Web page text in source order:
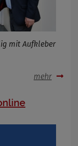
mit Aufkleber
mehr